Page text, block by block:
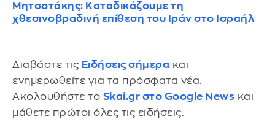
Μητσοτάκης: Καταδικάζουμε τη
χθεσινοβραδινή επίθεση του Ιράν στο Ισραήλ
Διαβάστε τις Ειδήσεις σήμερα και
ενημερωθείτε για τα πρόσφατα νέα.
Ακολουθήστε το Skai.gr στο Google News και
μάθετε πρώτοι όλες τις ειδήσεις.